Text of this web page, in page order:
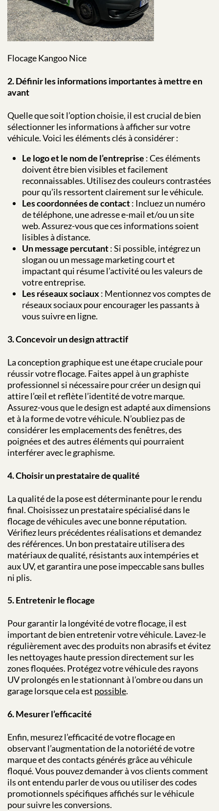
Flocage Kangoo Nice
2. Définir les informations importantes à mettre en
avant
Quelle que soit l’option choisie, il est crucial de bien
sélectionner les informations à afficher sur votre
véhicule. Voici les éléments clés à considérer :
Le logo et le nom de l’entreprise : Ces éléments
doivent être bien visibles et facilement
reconnaissables. Utilisez des couleurs contrastées
pour qu’ils ressortent clairement sur le véhicule.
Les coordonnées de contact: Incluez un numéro
de téléphone, une adresse e-mail et/ou un site
web. Assurez-vous que ces informations soient
lisibles à distance.
Un message percutant: Si possible, intégrez un
slogan ou un message marketing court et
impactant qui résume l’activité ou les valeurs de
votre entreprise.
Les réseaux sociaux: Mentionnez vos comptes de
réseaux sociaux pour encourager les passants à
vous suivre en ligne.
3. Concevoir un design attractif
La conception graphique est une étape cruciale pour
réussir votre flocage. Faites appel à un graphiste
professionnel si nécessaire pour créer un design qui
attire l’œil et reflète l’identité de votre marque.
Assurez-vous que le design est adapté aux dimensions
et à la forme de votre véhicule. N’oubliez pas de
considérer les emplacements des fenêtres, des
poignées et des autres éléments qui pourraient
interférer avec le graphisme.
4. Choisir un prestataire de qualité
La qualité de la pose est déterminante pour le rendu
final. Choisissez un prestataire spécialisé dans le
flocage de véhicules avec une bonne réputation.
Vérifiez leurs précédentes réalisations et demandez
des références. Un bon prestataire utilisera des
matériaux de qualité, résistants aux intempéries et
aux UV, et garantira une pose impeccable sans bulles
ni plis.
5. Entretenir le flocage
Pour garantir la longévité de votre flocage, il est
important de bien entretenir votre véhicule. Lavez-le
régulièrement avec des produits non abrasifs et évitez
les nettoyages haute pression directement sur les
zones floquées. Protégez votre véhicule des rayons
UV prolongés en le stationnant à l’ombre ou dans un
garage lorsque cela est possible.
6. Mesurer l’efficacité
Enfin, mesurez l’efficacité de votre flocage en
observant l’augmentation de la notoriété de votre
marque et des contacts générés grâce au véhicule
floqué. Vous pouvez demander à vos clients comment
ils ont entendu parler de vous ou utiliser des codes
promotionnels spécifiques affichés sur le véhicule
pour suivre les conversions.